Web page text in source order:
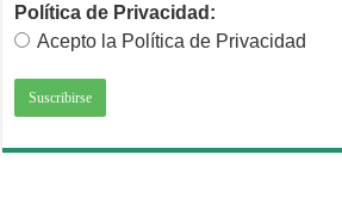
Política de Privacidad:
Acepto la Política de Privacidad